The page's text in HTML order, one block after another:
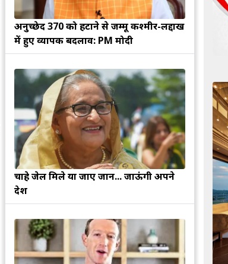
अनुच्छेद 370 को हटाने से जम्मू कश्मीर-लद्दाख
में हुए व्यापक बदलाव: PM मोदी
चाहे जेल मिले या जाए जान... जाऊंगी अपने
देश